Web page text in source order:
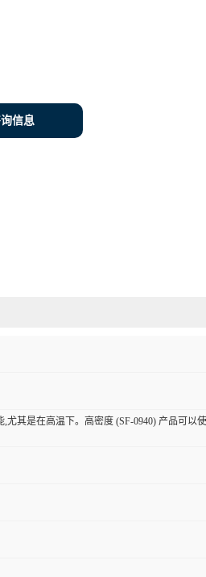
信息
尤其是在高温下。高密度 (SF-0940) 产品可